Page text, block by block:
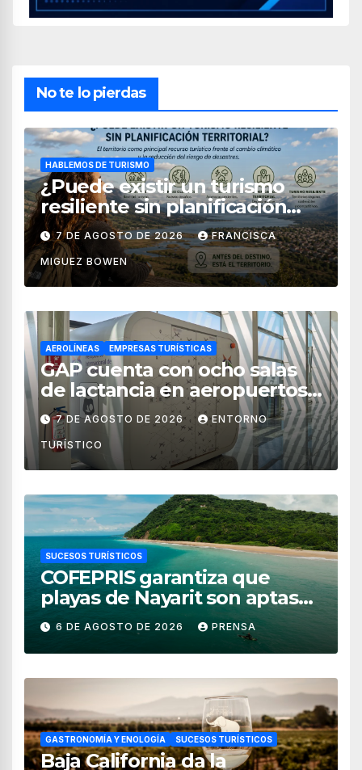
No te lo pierdas
HABLEMOS DE TURISMO
¿Puede existir un turismo
resiliente sin planificación
territorial?
7 DE AGOSTO DE 2026 FRANCISCA
MIGUEZ BOWEN
AEROLÍNEAS EMPRESAS TURÍSTICAS
GAP cuenta con ocho salas
de lactancia en aeropuertos
de México
7 DE AGOSTO DE 2026 ENTORNO
TURÍSTICO
SUCESOS TURÍSTICOS
COFEPRIS garantiza que
playas de Nayarit son aptas
para uso recreativo
6 DE AGOSTO DE 2026 PRENSA
GASTRONOMÍA Y ENOLOGÍA SUCESOS TURÍSTICOS
Baja California da la